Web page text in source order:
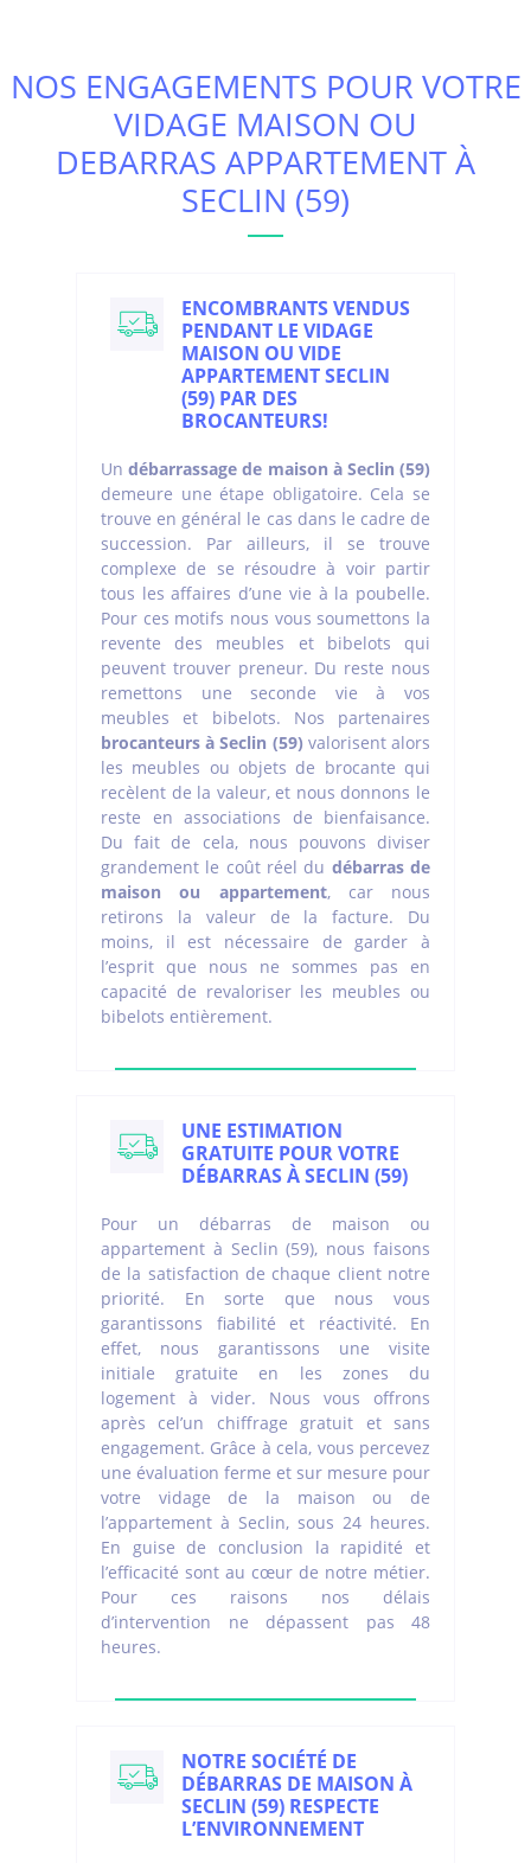
NOS ENGAGEMENTS POUR VOTRE
VIDAGE MAISON OU
DEBARRAS APPARTEMENT À
SECLIN (59)
ENCOMBRANTS VENDUS
PENDANT LE VIDAGE
MAISON OU VIDE
APPARTEMENT SECLIN
(59) PAR DES
BROCANTEURS!
Undébarrassage de maison à Seclin (59)
demeure une étape obligatoire. Cela se
trouve en général le cas dans le cadre de
succession. Par ailleurs, il se trouve
complexe de se résoudre à voir partir
tous les affaires d’une vie à la poubelle.
Pour ces motifs nous vous soumettons la
revente des meubles et bibelots qui
peuvent trouver preneur. Du reste nous
remettons une seconde vie à vos
meubles et bibelots. Nos partenaires
brocanteurs à Seclin (59) valorisent alors
les meubles ou objets de brocante qui
recèlent de la valeur, et nous donnons le
reste en associations de bienfaisance.
Du fait de cela, nous pouvons diviser
grandement le coût réel du débarras de
maison ou appartement, car nous
retirons la valeur de la facture. Du
moins, il est nécessaire de garder à
l’esprit que nous ne sommes pas en
capacité de revaloriser les meubles ou
bibelots entièrement.
UNE ESTIMATION
GRATUITE POUR VOTRE
DÉBARRAS À SECLIN (59)
Pour un débarras de maison ou
appartement à Seclin (59), nous faisons
de la satisfaction de chaque client notre
priorité. En sorte que nous vous
garantissons fiabilité et réactivité. En
effet, nous garantissons une visite
initiale gratuite en les zones du
logement à vider. Nous vous offrons
après cel’un chiffrage gratuit et sans
engagement. Grâce à cela, vous percevez
une évaluation ferme et sur mesure pour
votre vidage de la maison ou de
l’appartement à Seclin, sous 24 heures.
En guise de conclusion la rapidité et
l’efficacité sont au cœur de notre métier.
Pour ces raisons nos délais
d’intervention ne dépassent pas 48
heures.
NOTRE SOCIÉTÉ DE
DÉBARRAS DE MAISON À
SECLIN (59) RESPECTE
L’ENVIRONNEMENT